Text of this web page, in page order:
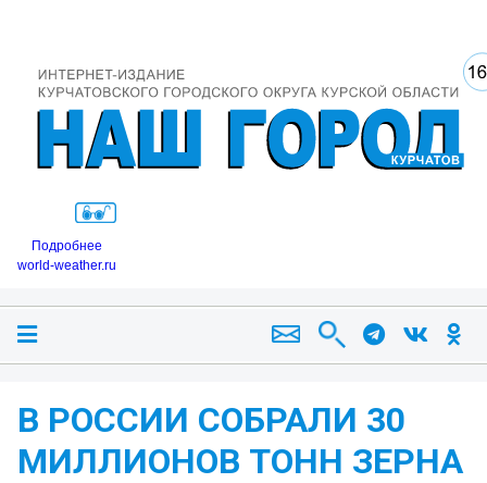
Подробнее
world-weather.ru
В РОССИИ СОБРАЛИ 30
МИЛЛИОНОВ ТОНН ЗЕРНА